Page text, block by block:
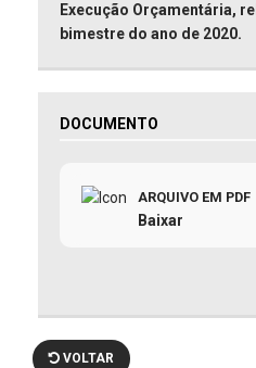
Execução Orçamentária,
bimestre do ano de 2020.
DOCUMENTO
ARQUIVO EM PDF
Baixar
VOLTAR